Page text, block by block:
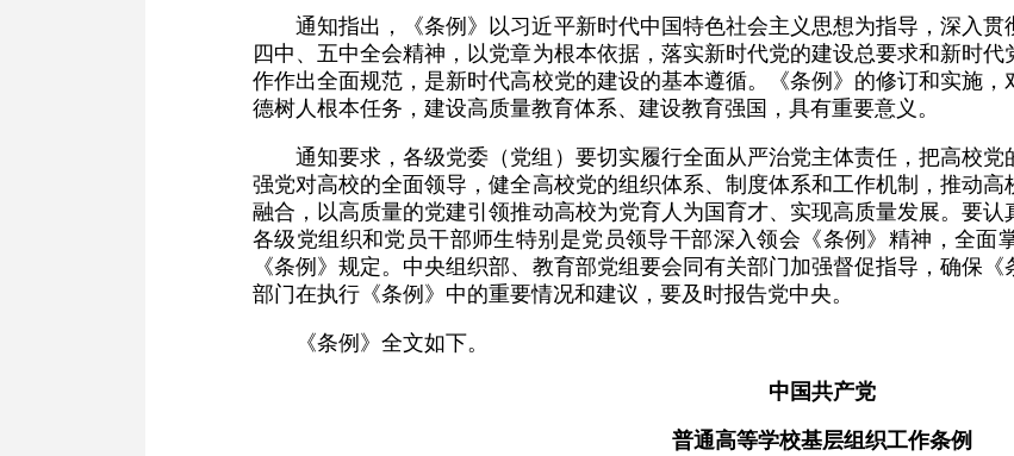
通知指出，《条例》以习近平新时代中国特色社会主义思想为指导，深入贯
四中、五中全会精神，以党章为根本依据，落实新时代党的建设总要求和新时
作作出全面规范，是新时代高校党的建设的基本遵循。《条例》的修订和实施
德树人根本任务，建设高质量教育体系、建设教育强国，具有重要意义。
通知要求，各级党委（党组）要切实履行全面从严治党主体责任，把高校
强党对高校的全面领导，健全高校党的组织体系、制度体系和工作机制，推动
融合，以高质量的党建引领推动高校为党育人为国育才、实现高质量发展。要
各级党组织和党员干部师生特别是党员领导干部深入领会《条例》精神，全面
《条例》规定。中央组织部、教育部党组要会同有关部门加强督促指导，确保
部门在执行《条例》中的重要情况和建议，要及时报告党中央。
《条例》全文如下。
中国共产党
普通高等学校基层组织工作条例